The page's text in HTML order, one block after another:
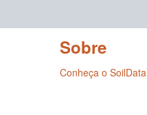
Sobre
Conheça o SoilData